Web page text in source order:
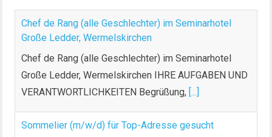
Chef de Rang (alle Geschlechter) im Seminarhotel
Große Ledder, Wermelskirchen
Chef de Rang (alle Geschlechter) im Seminarhotel
Große Ledder, Wermelskirchen IHRE AUFGABEN UND
VERANTWORTLICHKEITEN Begrüßung, [...]
Sommelier (m/w/d) für Top-Adresse gesucht